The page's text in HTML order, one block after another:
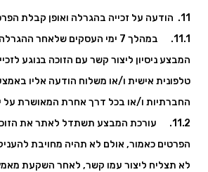
11. הודעה על זכייה בהגרלה ואופן קבלת הפרס
11.1. במהלך 7 ימי העסקים שלאחר
המבצע ניסיון ליצור קשר עם הזוכה בנוגע
טלפונית אישית ו/או משלוח הודעה אליו
החברתיות ו/או בכל דרך אחרת המאושרת על
11.2. עורכת המבצע תשתדל לאתר את
הפרטים כאמור, אולם לא תהיה מחויבת
לא תצליח ליצור עמו קשר, לאחר השקעת